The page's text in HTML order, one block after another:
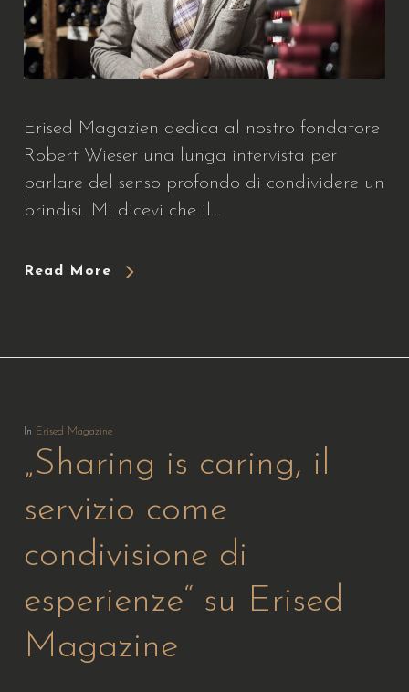
Erised Magazien dedica al nostro fondatore
Robert Wieser una lunga intervista per
parlare del senso profondo di condividere un
brindisi. Mi dicevi che il…
Read More
In Erised Magazine
„Sharing is caring, il
servizio come
condivisione di
esperienze“ su Erised
Magazine